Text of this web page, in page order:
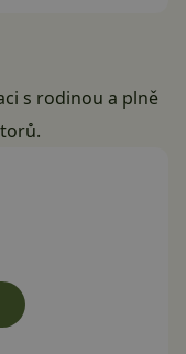
s rodinou a plně